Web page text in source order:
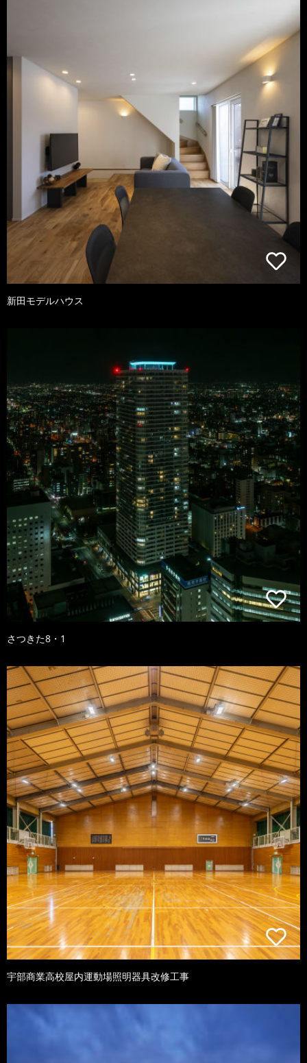
新田モデルハウス
さつきた8・1
宇部商業高校屋内運動場照明器具改修工事